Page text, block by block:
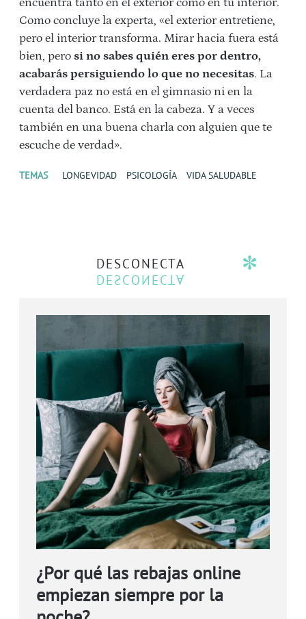
encuentra tanto en el exterior como en tu interior.
Como concluye la experta, «el exterior entretiene,
pero el interior transforma. Mirar hacia fuera está
bien, pero si no sabes quién eres por dentro,
acabarás persiguiendo lo que no necesitas. La
verdadera paz no está en el gimnasio ni en la
cuenta del banco. Está en la cabeza. Y a veces
también en una buena charla con alguien que te
escuche de verdad».
TEMAS LONGEVIDAD PSICOLOGÍA VIDA SALUDABLE
DESCONECTA
¿Por qué las rebajas online
empiezan siempre por la